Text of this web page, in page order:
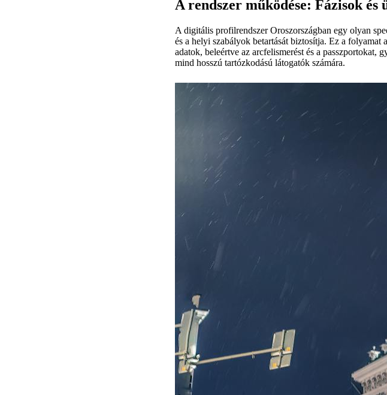
A rendszer működése: Fázisok és
A digitális profilrendszer Oroszországban egy olyan
és a helyi szabályok betartását biztosítja. Ez a
adatok, beleértve az arcfelismerést és a
mind hosszú tartózkodású látogatók számára.